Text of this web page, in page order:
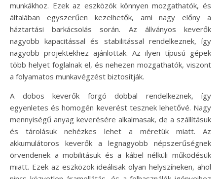
munkákhoz. Ezek az eszközök könnyen mozgathatók, és
általában egyszerűen kezelhetők, ami nagy előny a
háztartási barkácsolás során. Az állványos keverők
nagyobb kapacitással és stabilitással rendelkeznek, így
nagyobb projektekhez ajánlottak. Az ilyen típusú gépek
több helyet foglalnak el, és nehezen mozgathatók, viszont
a folyamatos munkavégzést biztosítják.
A dobos keverők forgó dobbal rendelkeznek, így
egyenletes és homogén keverést tesznek lehetővé. Nagy
mennyiségű anyag keverésére alkalmasak, de a szállításuk
és tárolásuk nehézkes lehet a méretük miatt. Az
akkumulátoros keverők a legnagyobb népszerűségnek
örvendenek a mobilitásuk és a kábel nélküli működésük
miatt. Ezek az eszközök ideálisak olyan helyszíneken, ahol